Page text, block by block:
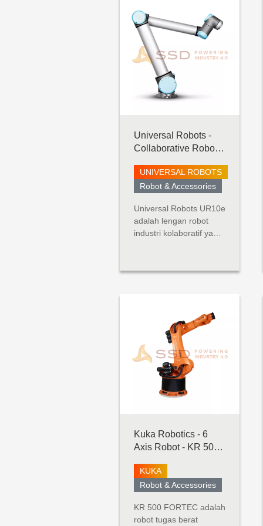
SAMICK PRECISION
Quality, Health, Safety &
Environmental
SHISHIDO
ELECTROSTATIC
OHM ELECTRIC
Universal Robots -
Collaborative Robot -
UNIVERSAL ROBOTS
Robot & Accessories
Universal Robots UR10e
adalah lengan robot
industri kolaboratif yang
dan kemampuan
ruang kerja yang luas
tanpa mengurangi
presisi atau kinerja
muatan. UR10e ...
Kuka Robotics - 6
Axis Robot - KR 500
KUKA
Robot & Accessories
KR 500 FORTEC adalah
robot tugas berat